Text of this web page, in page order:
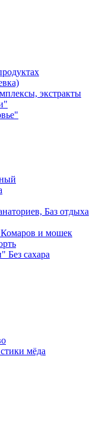
экстракты
Баз отдыха
Комаров и мошек
Без сахара
мёда